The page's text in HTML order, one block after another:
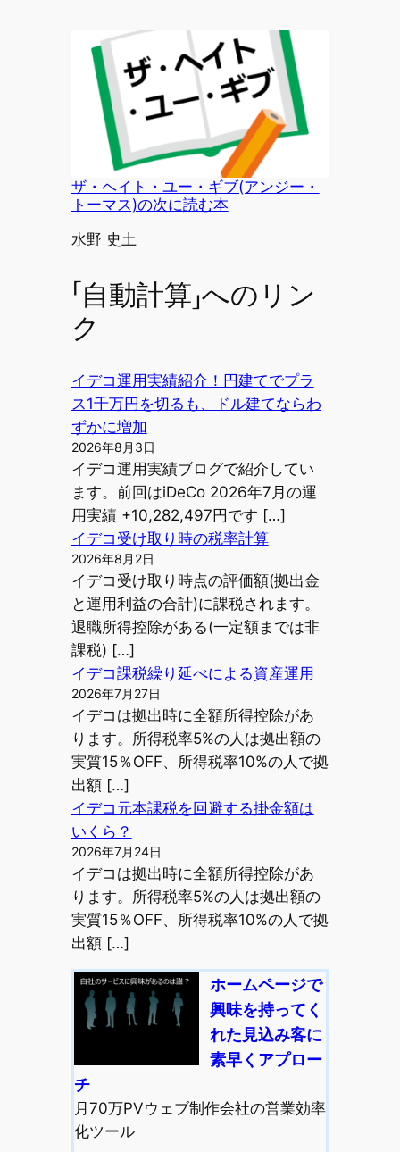
ザ・ヘイト・ユー・ギブ(アンジー・
トーマス)の次に読む本
投稿者
水野 史土
「自動計算」へのリン
ク
イデコ運用実績紹介！円建てでプラ
ス1千万円を切るも、ドル建てならわ
ずかに増加
2026年8月3日
イデコ運用実績ブログで紹介してい
ます。前回はiDeCo 2026年7月の運
用実績 +10,282,497円です […]
イデコ受け取り時の税率計算
2026年8月2日
イデコ受け取り時点の評価額(拠出金
と運用利益の合計)に課税されます。
退職所得控除がある(一定額までは非
課税) […]
イデコ課税繰り延べによる資産運用
2026年7月27日
イデコは拠出時に全額所得控除があ
ります。所得税率5%の人は拠出額の
実質15％OFF、所得税率10%の人で拠
出額 […]
イデコ元本課税を回避する掛金額は
いくら？
2026年7月24日
イデコは拠出時に全額所得控除があ
ります。所得税率5%の人は拠出額の
実質15％OFF、所得税率10%の人で拠
出額 […]
ホームページで
興味を持ってく
れた見込み客に
素早くアプロー
チ
月70万PVウェブ制作会社の営業効率
化ツール